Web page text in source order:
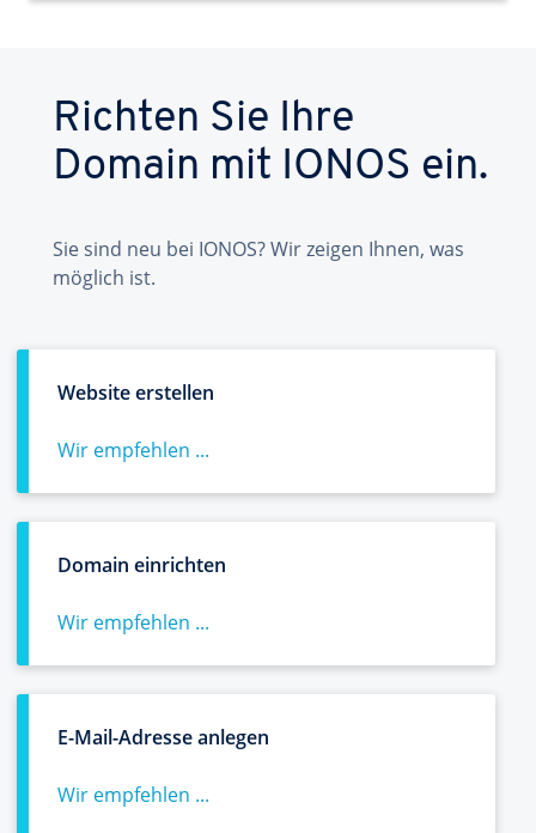
Richten Sie Ihre
Domain mit IONOS ein.
Sie sind neu bei IONOS? Wir zeigen Ihnen, was
möglich ist.
Website erstellen
Wir empfehlen ...
Domain einrichten
Wir empfehlen ...
E-Mail-Adresse anlegen
Wir empfehlen ...